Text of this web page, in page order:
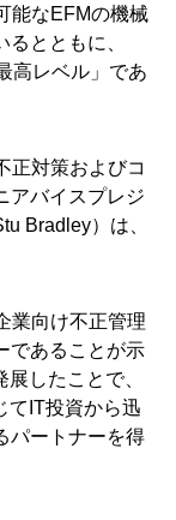
能なEFMの機械
とともに、
高レベル」であ
正対策およびコ
アバイスプレジ
Bradley）は、
業向け不正管理
であることが示
したことで、
てIT投資から迅
パートナーを得